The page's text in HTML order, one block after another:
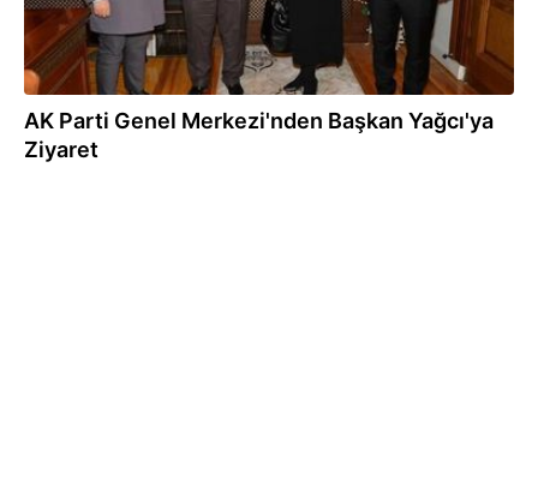
AK Parti Genel Merkezi'nden Başkan Yağcı'ya
Ziyaret